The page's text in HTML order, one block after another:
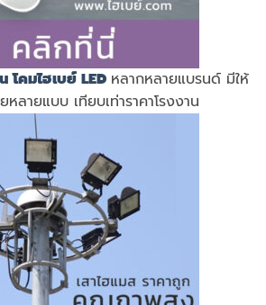
โคมไฮเบย์ LED หลากหลายแบรนด์ มีให้
หลายแบบ เทียบเท่าราคาโรงงาน